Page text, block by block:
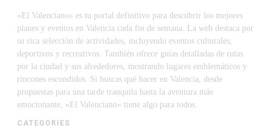
«El Valenciano» es tu portal definitivo para descubrir los mejores
planes y eventos en Valencia cada fin de semana. La web destaca por
su rica selección de actividades, incluyendo eventos culturales,
deportivos y recreativos. También ofrece guías detalladas de rutas
por la ciudad y sus alrededores, mostrando lugares emblemáticos y
rincones escondidos. Si buscas qué hacer en Valencia, desde
propuestas para una tarde tranquila hasta la aventura más
emocionante, «El Valenciano» tiene algo para todos.
CATEGORIES